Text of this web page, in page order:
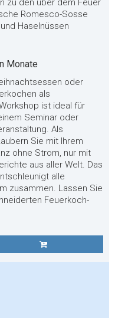
zu den über dem Feuer
Romesco-Sosse
Haselnüssen
Monate
oder
als
ist ideal für
Seminar oder
Als
Sie mit Ihrem
ohne Strom, nur mit
aus aller Welt. Das
alle
zusammen. Lassen Sie
Feuerkoch-